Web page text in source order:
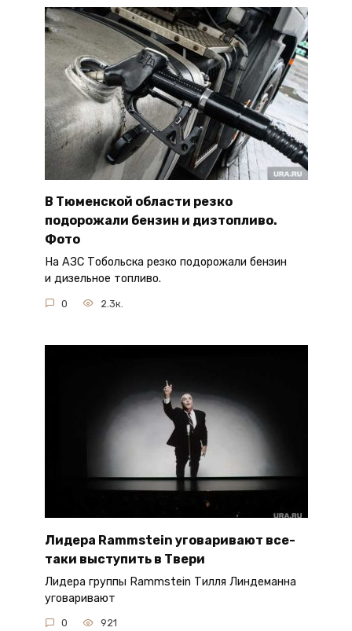
В Тюменской области резко
подорожали бензин и дизтопливо.
Фото
На АЗС Тобольска резко подорожали бензин
и дизельное топливо.
0 2.3к.
Лидера Rammstein уговаривают все-
таки выступить в Твери
Лидера группы Rammstein Тилля Линдеманна
уговаривают
0 921